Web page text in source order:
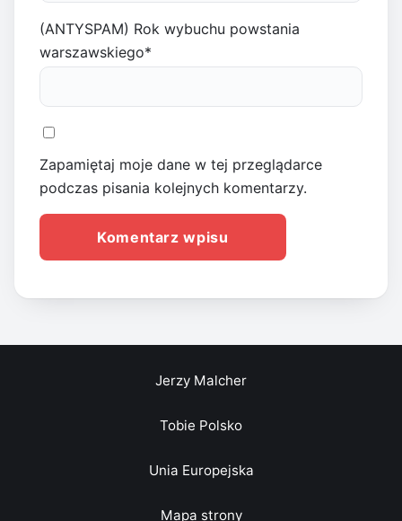
(ANTYSPAM) Rok wybuchu powstania
warszawskiego*
Zapamiętaj moje dane w tej przeglądarce
podczas pisania kolejnych komentarzy.
Jerzy Malcher
Tobie Polsko
Unia Europejska
Mapa strony